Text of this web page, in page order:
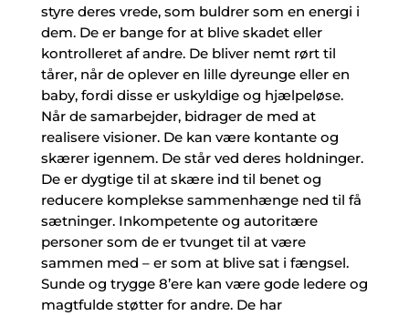
styre deres vrede, som buldrer som en energi i
dem. De er bange for at blive skadet eller
kontrolleret af andre. De bliver nemt rørt til
tårer, når de oplever en lille dyreunge eller en
baby, fordi disse er uskyldige og hjælpeløse.
Når de samarbejder, bidrager de med at
realisere visioner. De kan være kontante og
skærer igennem. De står ved deres holdninger.
De er dygtige til at skære ind til benet og
reducere komplekse sammenhænge ned til få
sætninger. Inkompetente og autoritære
personer som de er tvunget til at være
sammen med – er som at blive sat i fængsel.
Sunde og trygge 8’ere kan være gode ledere og
magtfulde støtter for andre. De har